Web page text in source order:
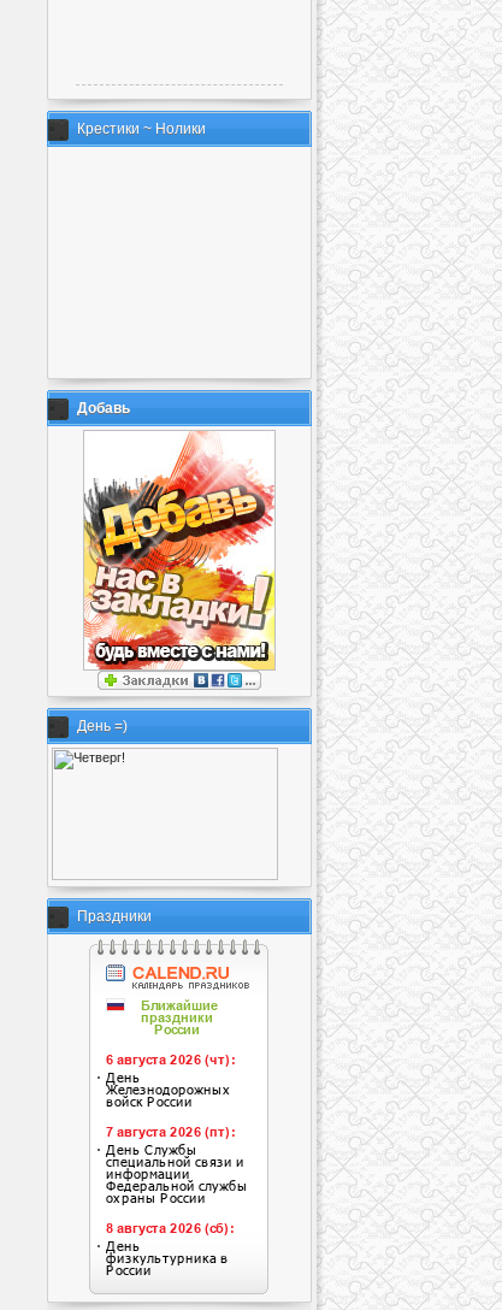
Крестики ~ Нолики
Добавь
День =)
Праздники